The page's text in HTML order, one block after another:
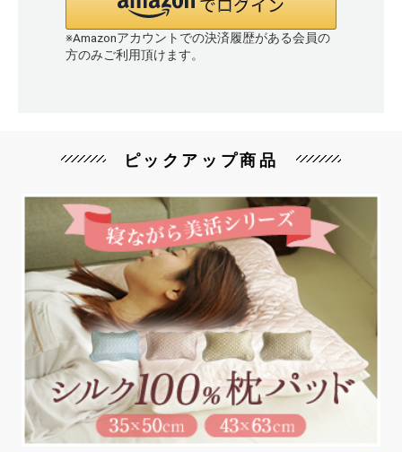
※Amazonアカウントでの決済履歴がある会員の
方のみご利用頂けます。
ピックアップ商品